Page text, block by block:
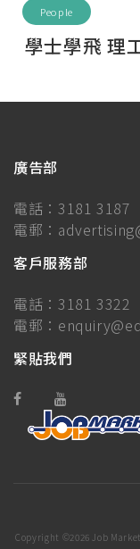
People
學士學飛 理
廣告部
電話： 3181 3187
電郵：
客戶服務部
電話： 3181 3322
電郵：
緊貼我們
Copyright ©2026 Job